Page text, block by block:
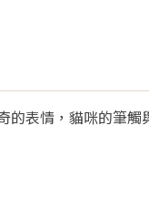
表情，貓咪的筆